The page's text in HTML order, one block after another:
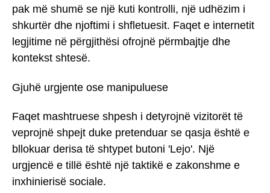
pak më shumë se një kuti kontrolli, një udhëzim i
shkurtër dhe njoftimi i shfletuesit. Faqet e internetit
legjitime në përgjithësi ofrojnë përmbajtje dhe
kontekst shtesë.
Gjuhë urgjente ose manipuluese
Faqet mashtruese shpesh i detyrojnë vizitorët të
veprojnë shpejt duke pretenduar se qasja është e
bllokuar derisa të shtypet butoni 'Lejo'. Një
urgjencë e tillë është një taktikë e zakonshme e
inxhinierisë sociale.